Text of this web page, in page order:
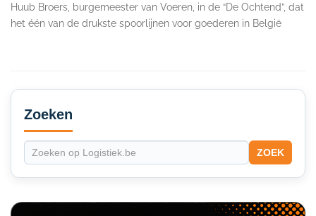
Huub Broers, burgemeester van Voeren, in de “De Ochtend”, dat
het één van de drukste spoorlijnen voor goederen in België
Secondary
Sidebar
Zoeken
ZOEK